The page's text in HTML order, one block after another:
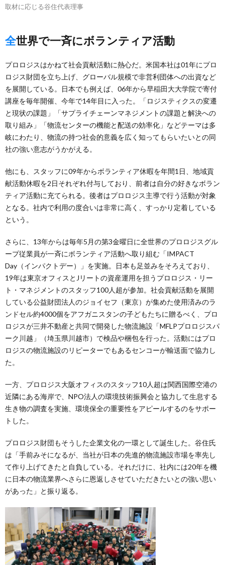
取材に応じる谷住代表理事
全世界で一斉にボランティア活動
プロロジスはかねて社会貢献活動に熱心だ。米国本社は01年にプロ
ロジス財団を立ち上げ、グローバル規模で非営利団体への出資など
を展開している。日本でも例えば、06年から早稲田大大学院で寄付
講座を毎年開催、今年で14年目に入った。「ロジスティクスの変遷
と現状の課題」「サプライチェーンマネジメントの課題と解決への
取り組み」「物流センターの機能と配送の効率化」などテーマは多
岐にわたり、物流の持つ社会的意義を広く知ってもらいたいとの同
社の強い意志がうかがえる。
他にも、スタッフに09年からボランティア休暇を年間1日、地域貢
献活動休暇を2日それぞれ付与しており、前者は自分の好きなボラン
ティア活動に充てられる。後者はプロロジス主導で行う活動が対象
となる。社内で利用の度合いは非常に高く、すっかり定着している
という。
さらに、13年からは毎年5月の第3金曜日に全世界のプロロジスグル
ープ従業員が一斉にボランティア活動へ取り組む「IMPACT
Day（インパクトデー）」を実施。日本も足並みをそろえており、
19年は東京オフィスとJリートの資産運用を担うプロロジス・リー
ト・マネジメントのスタッフ100人超が参加。社会貢献活動を展開
している公益財団法人のジョイセフ（東京）が集めた使用済みのラ
ンドセル約4000個をアフガニスタンの子どもたちに贈るべく、プロ
ロジスが三井不動産と共同で開発した物流施設「MFLPプロロジスパ
ーク川越」（埼玉県川越市）で検品や梱包を行った。活動にはプロ
ロジスの物流施設のリピーターでもあるセンコーが輸送面で協力し
た。
一方、プロロジス大阪オフィスのスタッフ10人超は関西国際空港の
近隣にある海岸で、NPO法人の環境技術振興会と協力して生息する
生き物の調査を実施、環境保全の重要性をアピールするのをサポー
トした。
プロロジス財団もそうした企業文化の一環として誕生した。谷住氏
は「手前みそになるが、当社が日本の先進的物流施設市場を率先し
て作り上げてきたと自負している。それだけに、社内には20年を機
に日本の物流業界へさらに恩返しさせていただきたいとの強い思い
があった」と振り返る。